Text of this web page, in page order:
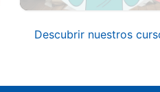
Descubrir nuestros